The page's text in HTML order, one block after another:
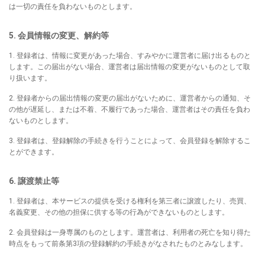
は一切の責任を負わないものとします。
5. 会員情報の変更、解約等
1. 登録者は、情報に変更があった場合、すみやかに運営者に届け出るものと
します。この届出がない場合、運営者は届出情報の変更がないものとして取
り扱います。
2. 登録者からの届出情報の変更の届出がないために、運営者からの通知、そ
の他が遅延し、または不着、不履行であった場合、運営者はその責任を負わ
ないものとします。
3. 登録者は、登録解除の手続きを行うことによって、会員登録を解除するこ
とができます。
6. 譲渡禁止等
1. 登録者は、本サービスの提供を受ける権利を第三者に譲渡したり、売買、
名義変更、その他の担保に供する等の行為ができないものとします。
2. 会員登録は一身専属のものとします。運営者は、利用者の死亡を知り得た
時点をもって前条第3項の登録解約の手続きがなされたものとみなします。